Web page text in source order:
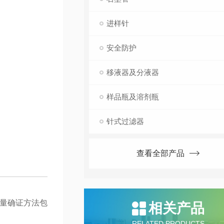
进样针
安全防护
移液器及分液器
样品瓶及溶剂瓶
针式过滤器
查看全部产品
相关产品
确证方法包